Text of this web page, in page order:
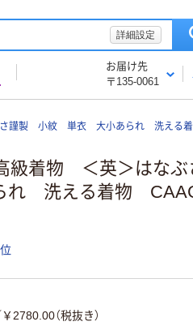
詳細設定
お届け先
〒135-0061
さ謹製 小紋 単衣 大小あられ 洗える
級着物 ＜英＞はな
洗える着物
2780.00（税抜き）